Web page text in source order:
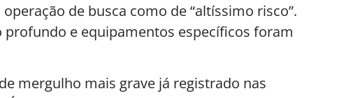
de busca como de “altíssimo risco”.
profundo e equipamentos específicos foram
mergulho mais grave já registrado nas